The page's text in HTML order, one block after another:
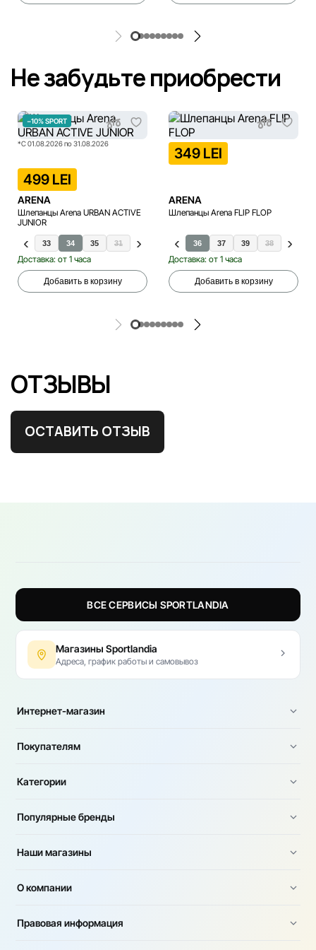
Не забудьте приобрести
−10% SPORT
*С 01.08.2026 по 31.08.2026
499 LEI
ARENA
Шлепанцы Arena URBAN ACTIVE
JUNIOR
32 33 34 35 31
Доставка: от 1 часа
Добавить в корзину
349 LEI
ARENA
Шлепанцы Arena FLIP FLOP
36 37 39 38 40
Доставка: от 1 часа
Добавить в корзину
ОТЗЫВЫ
ОСТАВИТЬ ОТЗЫВ
ВСЕ СЕРВИСЫ SPORTLANDIA
Магазины Sportlandia
Адреса, график работы и самовывоз
Интернет-магазин
Покупателям
Категории
Популярные бренды
Наши магазины
О компании
Правовая информация